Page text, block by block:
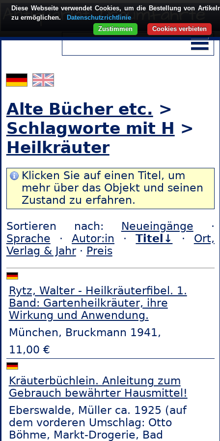
Alte Bücher etc. >
Schlagworte mit H >
Heilkräuter
Klicken Sie auf einen Titel, um
mehr über das Objekt und seinen
Zustand zu erfahren.
Sortieren nach: Neueingänge ·
Sprache ·Autor:in ·Titel↓ · Ort,
Verlag & Jahr· Preis
Rytz, Walter - Heilkräuterfibel. 1.
Band: Gartenheilkräuter, ihre
Wirkung und Anwendung.
München, Bruckmann 1941,
11,00 €
Kräuterbüchlein. Anleitung zum
Gebrauch bewährter Hausmittel!
Eberswalde, Müller ca. 1925 (auf
dem vorderen Umschlag: Otto
Böhme, Markt-Drogerie, Bad
Diese Webseite verwendet Cookies, um die Bestellung von
zu ermöglichen.
Datenschutzrichtlinie
Cookies verbieten
Zustimmen